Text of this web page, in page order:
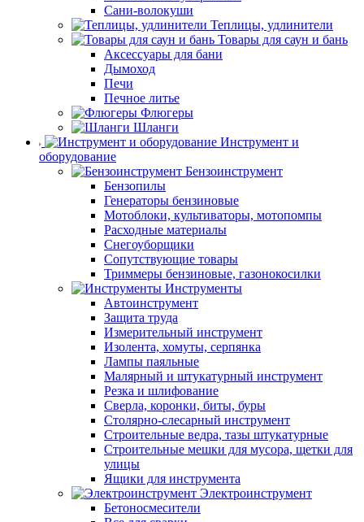
Сани-волокуши
Теплицы, удлинители
Товары для саун и бань
Аксессуары для бани
Дымоход
Печи
Печное литье
Флюгеры
Шланги
Инструмент и
оборудование
Бензоинструмент
Бензопилы
Генераторы бензиновые
Мотоблоки, культиваторы, мотопомпы
Расходные материалы
Снегоуборщики
Сопутствующие товары
Триммеры бензиновые, газонокосилки
Инструменты
Автоинструмент
Защита труда
Измерительный инструмент
Изолента, хомуты, серпянка
Лампы паяльные
Малярный и штукатурный инструмент
Резка и шлифование
Сверла, коронки, биты, буры
Столярно-слесарный инструмент
Строительные ведра, тазы штукатурные
Строительные мешки для мусора, щетки для
улицы
Ящики для инструмента
Электроинструмент
Бетоносмесители